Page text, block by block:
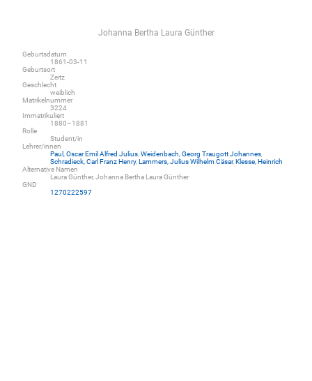
Johanna Bertha Laura Günther
Geburtsdatum
1861-03-11
Geburtsort
Zeitz
Geschlecht
weiblich
Matrikelnummer
3224
Immatrikuliert
1880–1881
Rolle
Student/in
Lehrer/innen
Paul, Oscar Emil Alfred Julius Weidenbach, Georg Traugott Johannes
Schradieck, Carl Franz Henry, Lammers, Julius Wilhelm Cäsar,Klesse, Heinrich
Alternative Namen
Laura Günther, Johanna Bertha Laura Günther
GND
1270222597